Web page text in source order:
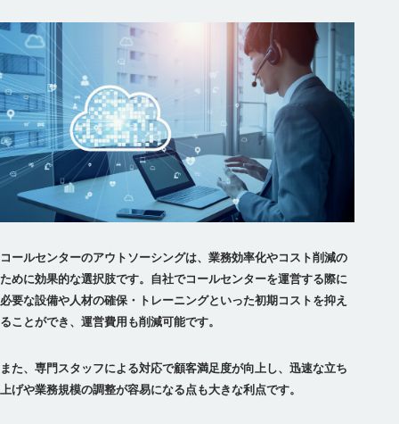
コールセンターのアウトソーシングは、業務効率化やコスト削減の
ために効果的な選択肢です。自社でコールセンターを運営する際に
必要な設備や人材の確保・トレーニングといった初期コストを抑え
ることができ、運営費用も削減可能です。
また、専門スタッフによる対応で顧客満足度が向上し、迅速な立ち
上げや業務規模の調整が容易になる点も大きな利点です。